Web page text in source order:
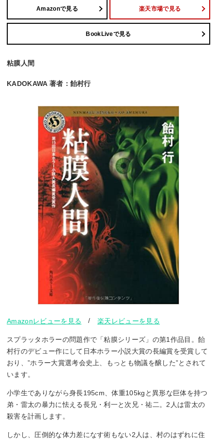
Amazonで見る 楽天市場で見る
BookLiveで見る
粘膜人間
KADOKAWA 著者：飴村行
Amazonレビューを見る /楽天レビューを見る
スプラッタホラーの問題作で「粘膜シリーズ」の第1作品目。飴
村行のデビュー作にして日本ホラー小説大賞の長編賞を受賞して
おり、”ホラー大賞選考会史上、もっとも物議を醸した”とされて
います。
小学生でありながら身長195cm、体重105kgと異形な巨体を持つ
弟・雷太の暴力に怯える長兄・利一と次兄・祐二。2人は雷太の
殺害を計画します。
しかし、圧倒的な体力差になす術もない2人は、村のはずれに住